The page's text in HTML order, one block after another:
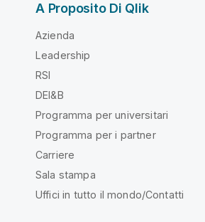
A Proposito Di Qlik
Azienda
Leadership
RSI
DEI&B
Programma per universitari
Programma per i partner
Carriere
Sala stampa
Uffici in tutto il mondo/Contatti